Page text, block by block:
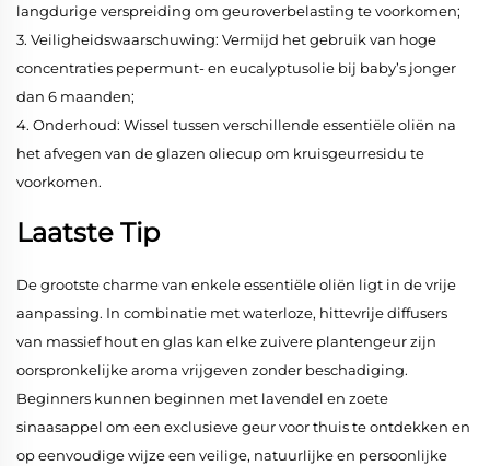
langdurige verspreiding om geuroverbelasting te voorkomen;
3. Veiligheidswaarschuwing: Vermijd het gebruik van hoge
concentraties pepermunt- en eucalyptusolie bij baby’s jonger
dan 6 maanden;
4. Onderhoud: Wissel tussen verschillende essentiële oliën na
het afvegen van de glazen oliecup om kruisgeurresidu te
voorkomen.
Laatste Tip
De grootste charme van enkele essentiële oliën ligt in de vrije
aanpassing. In combinatie met waterloze, hittevrije diffusers
van massief hout en glas kan elke zuivere plantengeur zijn
oorspronkelijke aroma vrijgeven zonder beschadiging.
Beginners kunnen beginnen met lavendel en zoete
sinaasappel om een exclusieve geur voor thuis te ontdekken en
op eenvoudige wijze een veilige, natuurlijke en persoonlijke